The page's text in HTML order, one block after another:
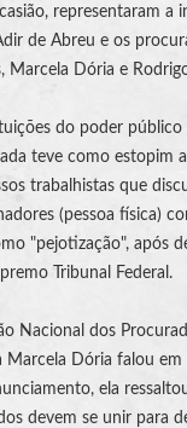
representaram a
de Abreu e os
Marcela Dória e
do poder público
teve como estopim
trabalhistas que
(pessoa física)
"pejotização", após
Tribunal Federal .
Nacional dos
Marcela Dória falou
ela
devem se unir para